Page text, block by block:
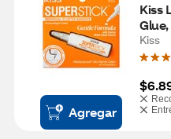
Agregar
Kiss
Kiss